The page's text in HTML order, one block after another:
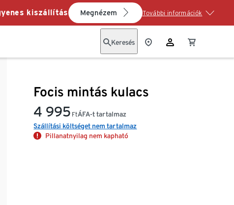
kiszállítás Megnézem További információk
Keresés
Focis mintás kulacs
4 995 FtÁFA-t tartalmaz
Szállítási költséget nem tartalmaz
Pillanatnyilag nem kapható